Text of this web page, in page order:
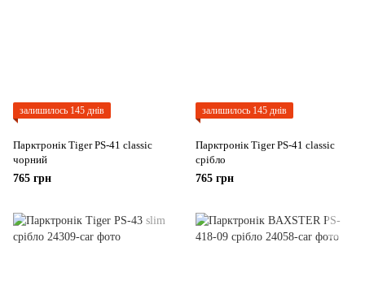
залишилось 145 днів
Парктронік Tiger PS-41 classic
чорний
765 грн
залишилось 145 днів
Парктронік Tiger PS-41 classic
срібло
765 грн